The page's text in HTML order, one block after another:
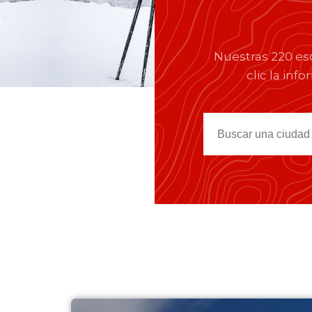
Nuestras 220
clic la